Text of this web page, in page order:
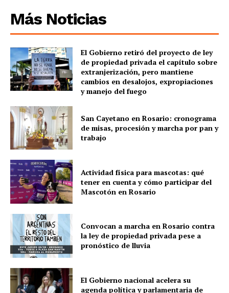
Más Noticias
El Gobierno retiró del proyecto de ley
de propiedad privada el capítulo sobre
extranjerización, pero mantiene
cambios en desalojos, expropiaciones
y manejo del fuego
San Cayetano en Rosario: cronograma
de misas, procesión y marcha por pan y
trabajo
Actividad física para mascotas: qué
tener en cuenta y cómo participar del
Mascotón en Rosario
Convocan a marcha en Rosario contra
la ley de propiedad privada pese a
pronóstico de lluvia
El Gobierno nacional acelera su
agenda política y parlamentaria de